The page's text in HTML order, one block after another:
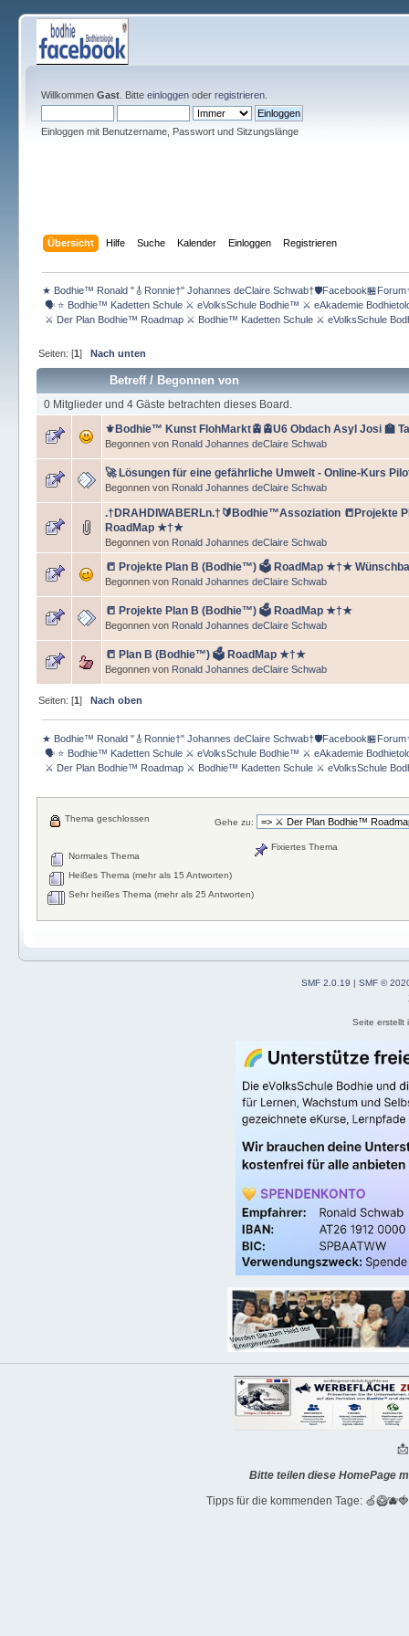
Willkommen Gast. Bitte einloggenoder registrieren.
Einloggen mit Benutzername, Passwort und Sitzungslänge
Übersicht Hilfe Suche Kalender Einloggen Registrieren
★ Bodhie™ Ronald "🎸Ronnie†" Johannes deClaire
🗣 ⭐️ Bodhie™ Kadetten Schule ⚔ eVolksSchule Bodhie™ ⚔ eAkademie
⚔ Der Plan Bodhie™ Roadmap ⚔ Bodhie™ Kadetten Schule ⚔ eVolksSchule
Seiten: [1] Nach unten
Betreff/ Begonnen von
0 Mitglieder und 4 Gäste betrachten dieses Board.
⚜️Bodhie™ Kunst FlohMarkt🚊🚊U6 Obdach Asyl Josi 🏫
Begonnen von Ronald Johannes deClaire Schwab
🚀 Lösungen für eine gefährliche Umwelt - Online-Kurs
Begonnen von Ronald Johannes deClaire Schwab
.†DRAHDIWABERLn.†🔰Bodhie™Assoziation 📒Projekte
RoadMap ★†★
Begonnen von Ronald Johannes deClaire Schwab
📒 Projekte Plan B (Bodhie™) 🗳️ RoadMap ★†★
Begonnen von Ronald Johannes deClaire Schwab
📒 Projekte Plan B (Bodhie™) 🗳️ RoadMap ★†★
Begonnen von Ronald Johannes deClaire Schwab
📒 Plan B (Bodhie™) 🗳️ RoadMap ★†★
Begonnen von Ronald Johannes deClaire Schwab
Seiten: [1] Nach oben
★ Bodhie™ Ronald "🎸Ronnie†" Johannes deClaire
🗣 ⭐️ Bodhie™ Kadetten Schule ⚔ eVolksSchule Bodhie™ ⚔ eAkademie
⚔ Der Plan Bodhie™ Roadmap ⚔ Bodhie™ Kadetten Schule ⚔ eVolksSchule
Gehe zu:
Normales Thema
Heißes Thema (mehr als 15 Antworten)
Sehr heißes Thema (mehr als 25 Antworten)
Thema geschlossen
Fixiertes Thema
SMF 2.0.19 |SMF ©
Seite erstellt
Bitte teilen diese HomePage
Tipps für die kommenden Tage: